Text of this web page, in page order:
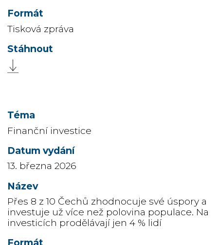
Tisková zpráva
Finanční investice
13. března 2026
Přes 8 z 10 Čechů zhodnocuje své úspory a
investuje už více než polovina populace. Na
investicích prodělávají jen 4 % lidí